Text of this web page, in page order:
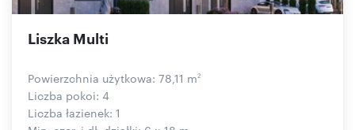
Liszka Multi
Powierzchnia użytkowa: 78,11 m2
Liczba pokoi: 4
Liczba łazienek: 1